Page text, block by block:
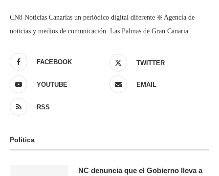
CN8 Noticias Canarias un periódico digital diferente ❇️ Agencia de
noticias y medios de comunicación. Las Palmas de Gran Canaria.
FACEBOOK TWITTER
YOUTUBE EMAIL
RSS
Política
NC denuncia que el Gobierno lleva a